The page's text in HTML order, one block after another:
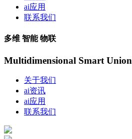
ai应用
联系我们
多维 智能 物联
Multidimensional Smart Union
关于我们
ai资讯
ai应用
联系我们